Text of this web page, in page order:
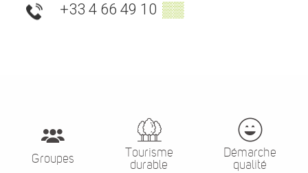
+33 4 66 49 10 ▒▒
Groupes
Tourisme
durable
Démarche
qualité